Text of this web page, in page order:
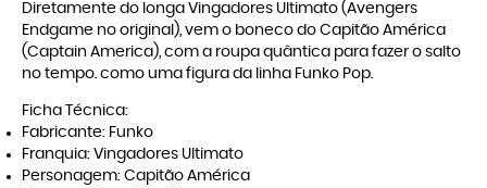
Diretamente do longa Vingadores Ultimato (Avengers
Endgame no original), vem o boneco do Capitão América
(Captain America), com a roupa quântica para fazer o salto
no tempo. como uma figura da linha Funko Pop.
Ficha Técnica:
Fabricante: Funko
Franquia: Vingadores Ultimato
Personagem: Capitão América